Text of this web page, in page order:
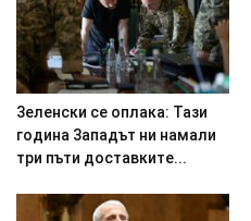
3eлeнcки ce oплaкa: Taзи
гoдинa 3aпaдът ни нaмaли
тpи пъти дocтaвкитe...